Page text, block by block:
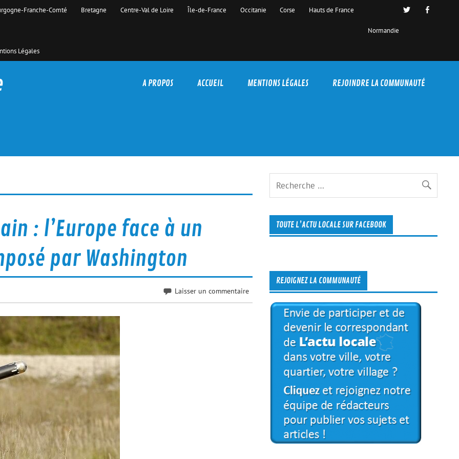
Franche-Comté Bretagne Centre-Val de Loire Île-de-France Occitanie Corse Hauts de France
Normandie
Légales
A PROPOS ACCUEIL MENTIONS LÉGALES REJOINDRE LA COMMUNAUTÉ
: l’Europe face à un
par Washington
Laisser un commentaire
TOUTE L’ACTU LOCALE SUR FACEBOOK
REJOIGNEZ LA COMMUNAUTÉ